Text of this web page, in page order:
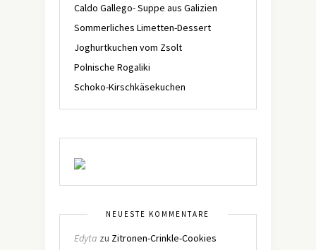
Caldo Gallego- Suppe aus Galizien
Sommerliches Limetten-Dessert
Joghurtkuchen vom Zsolt
Polnische Rogaliki
Schoko-Kirschkäsekuchen
NEUESTE KOMMENTARE
Edyta zu Zitronen-Crinkle-Cookies